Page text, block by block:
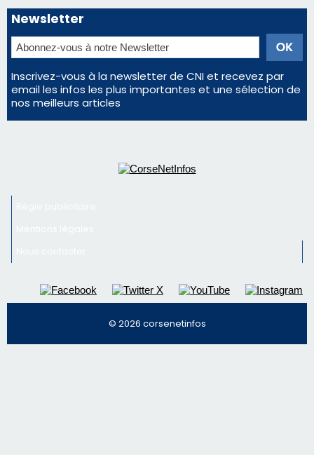
Régie publicitaire
Mentions légales
Nous contacter